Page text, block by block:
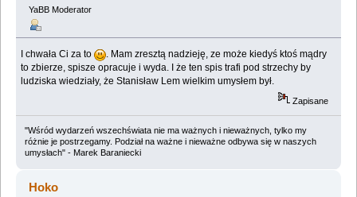
YaBB Moderator
I chwała Ci za to
. Mam zresztą nadzieję, ze może kiedyś ktoś mądry
to zbierze, spisze opracuje i wyda. I że ten spis trafi pod strzechy by
ludziska wiedziały, że Stanisław Lem wielkim umysłem był.
Zapisane
"Wśród wydarzeń wszechświata nie ma ważnych i nieważnych, tylko my
różnie je postrzegamy. Podział na ważne i nieważne odbywa się w naszych
umysłach" - Marek Baraniecki
Hoko